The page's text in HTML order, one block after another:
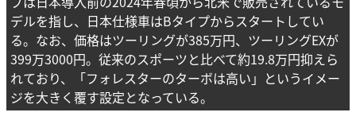
デルを指し、日本仕様車はBタイプからスタートしてい
る。なお、価格はツーリングが385万円、ツーリングEXが
399万3000円。従来のスポーツと比べて約19.8万円抑えら
れており、「フォレスターのターボは高い」というイメー
ジを大きく覆す設定となっている。